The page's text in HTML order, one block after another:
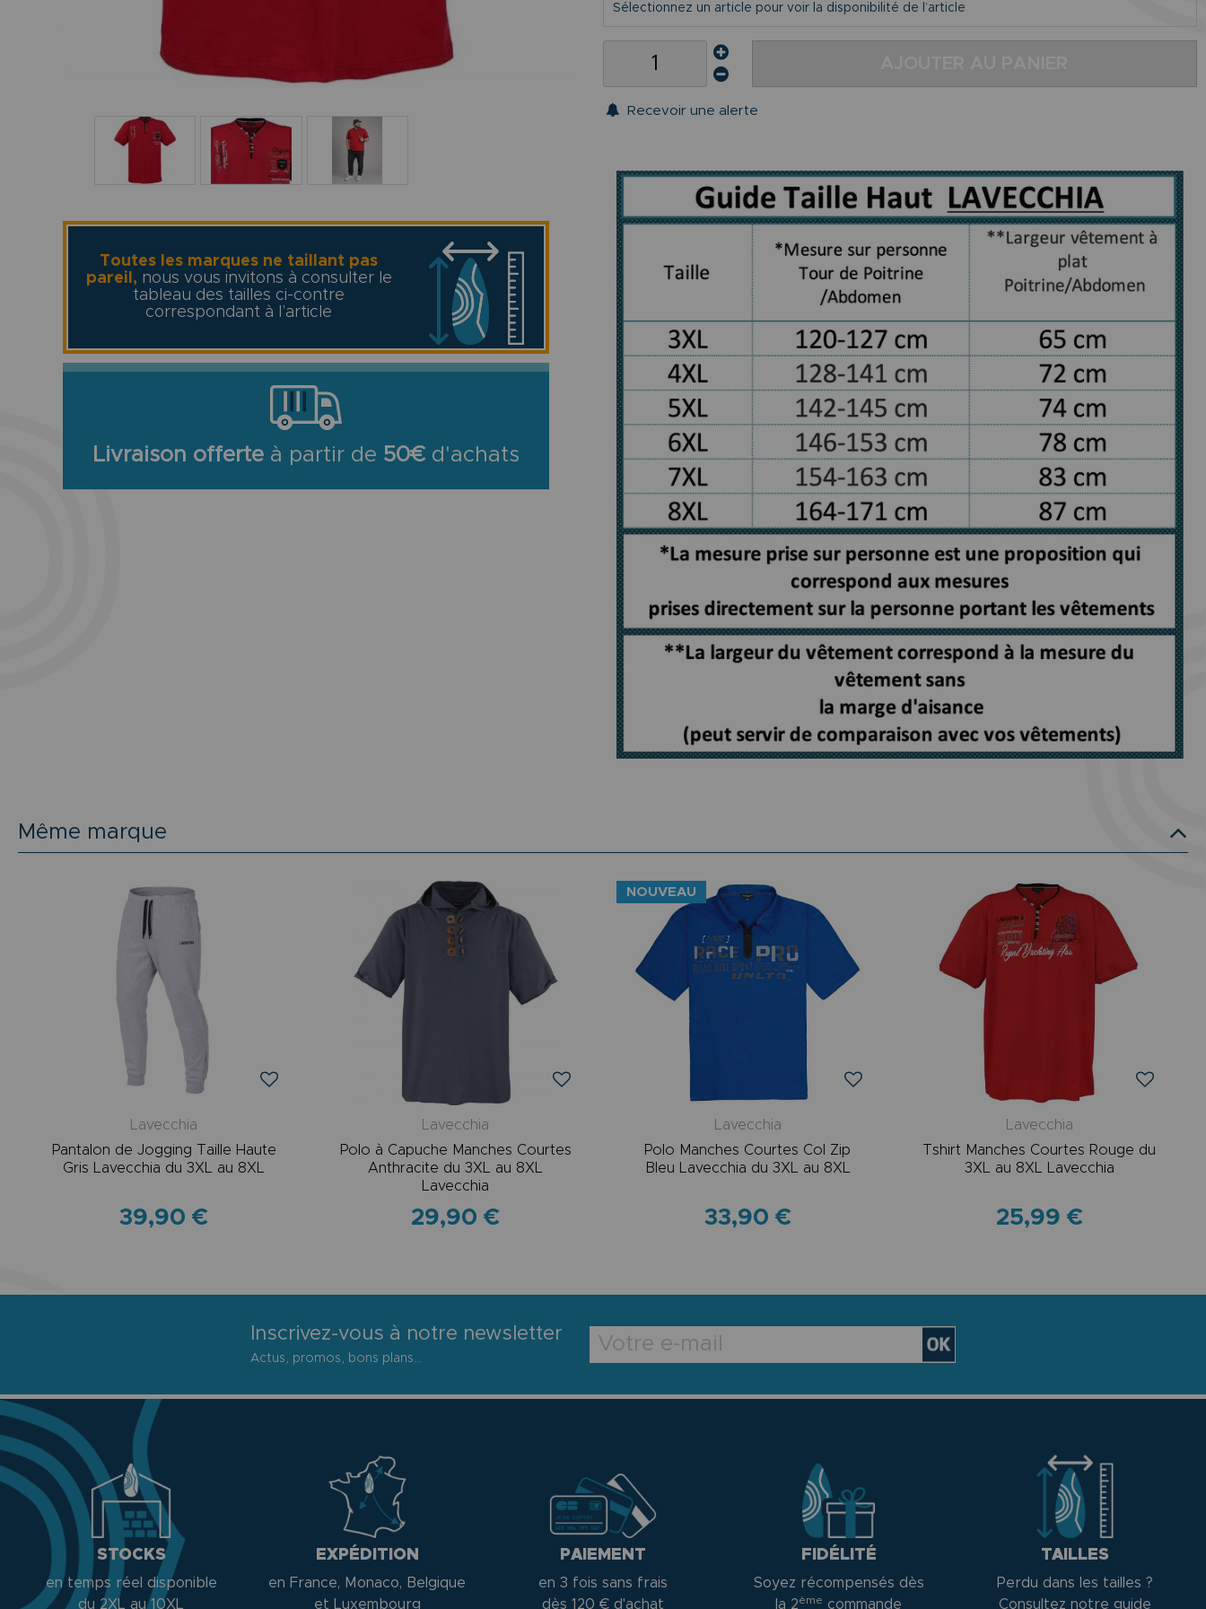
Toutes les marques ne taillant pas
pareil, nous vous invitons à consulter le
tableau des tailles ci-contre
correspondant à l’article
Livraison offerte à partir de 50€ d'achats
Sélectionnez un article pour voir la disponibilité de l’article
Recevoir une alerte
Même marque
Lavecchia
Pantalon de Jogging Taille Haute
Gris Lavecchia du 3XL au 8XL
39,90 €
Lavecchia
Polo à Capuche Manches Courtes
Anthracite du 3XL au 8XL
Lavecchia
29,90 €
NOUVEAU
Lavecchia
Polo Manches Courtes Col Zip
Bleu Lavecchia du 3XL au 8XL
33,90 €
Lavecchia
Tshirt Manches Courtes Rouge du
3XL au 8XL Lavecchia
25,99 €
Inscrivez-vous à notre newsletter
Actus, promos, bons plans...
STOCKS
en temps réel disponible
du 2XL au 10XL
EXPÉDITION
en France, Monaco, Belgique
et Luxembourg
PAIEMENT
en 3 fois sans frais
dès 120 € d'achat
FIDÉLITÉ
Soyez récompensés dès
la 2ème commande
TAILLES
Perdu dans les tailles ?
Consultez notre guide